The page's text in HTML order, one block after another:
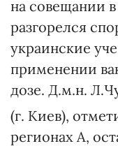
на совещании в
разгорелся
украинские
применении
дозе. Д.м.н.
(г. Киев),
регионах А,